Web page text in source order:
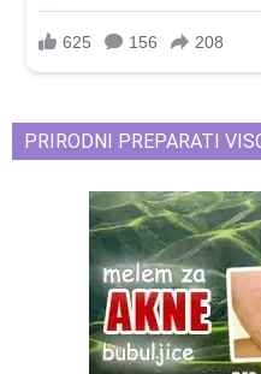
PRIRODNI PREPARATI